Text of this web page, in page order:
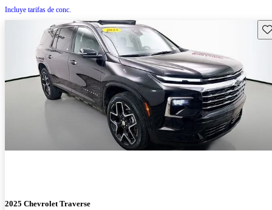
Incluye tarifas de conc.
2025 Chevrolet Traverse